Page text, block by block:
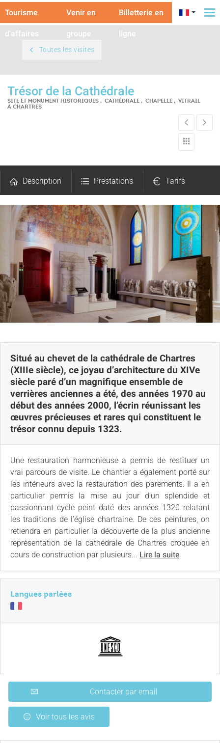
Tourisme
d'affaires
Venir en
groupe
Billetterie en
ligne
Toutes les visites
Trésor de la Cathédrale
SITE ET MONUMENT HISTORIQUES , CATHÉDRALE , CHAPELLE , VITRAIL
À CHARTRES
Description Prestations Tarifs
Ouvertures Avis
Carte
Situé au chevet de la cathédrale de Chartres
(XIIIe siècle), ce joyau d’architecture du XIVe
siècle paré d’un magnifique ensemble de
verrières anciennes a été, des années 1970 au
début des années 2000, l’écrin réunissant les
œuvres précieuses et rares qui constituent le
trésor connu depuis 1323.
Une restauration harmonieuse a permis de restituer un
vrai parcours de visite. Le chantier a également porté sur
les intérieurs avec la restauration des parements. Il a en
particulier permis la mise au jour d’un splendide et
passionnant cycle peint daté des années 1320 relatant
les traditions de l’église chartraine. De ces peintures, on
retiendra en particulier la découverte de la plus ancienne
représentation de la cathédrale de Chartres croquée en
cours de construction par plusieurs... Lire la suite
Langues parlées
Contacter par email
Voir tous les avis